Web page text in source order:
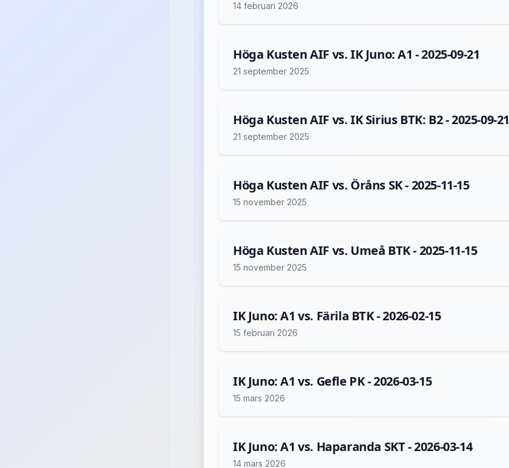
14 februari 2026
Höga Kusten AIF vs. IK Juno: A1 - 2025-09-21
21 september 2025
Höga Kusten AIF vs. IK Sirius BTK: B2 - 2025-09-21
21 september 2025
Höga Kusten AIF vs. Öråns SK - 2025-11-15
15 november 2025
Höga Kusten AIF vs. Umeå BTK - 2025-11-15
15 november 2025
IK Juno: A1 vs. Färila BTK - 2026-02-15
15 februari 2026
IK Juno: A1 vs. Gefle PK - 2026-03-15
15 mars 2026
IK Juno: A1 vs. Haparanda SKT - 2026-03-14
14 mars 2026